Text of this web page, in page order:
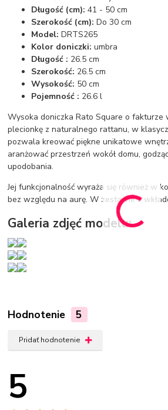
Długość (cm): 41 - 50 cm
Szerokość (cm): Do 30 cm
Model: DRTS265
Kolor doniczki: umbra
Długość : 26.5 cm
Szerokość: 26.5 cm
Wysokość: 50 cm
Pojemność : 26.6 l
Wysoka doniczka Rato Square o fakturze
plecionkę z naturalnego rattanu, w
pozwala kreować piękne unikatowe
aranżować przestrzeń wokół domu,
upodobania.
Jej funkcjonalność wyraża się również w
bez względu na aurę. W zestawie z
Galeria zdjęć modelu:
Hodnotenie 5
Pridať hodnotenie
5